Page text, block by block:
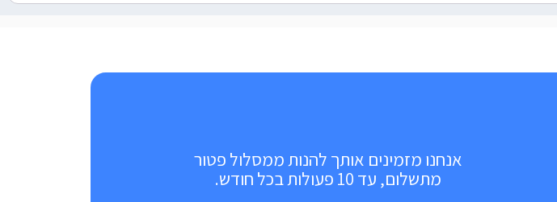
אנחנו מזמינים אותך להנות ממסלול פטור
מתשלום, עד 10 פעולות בכל חודש.